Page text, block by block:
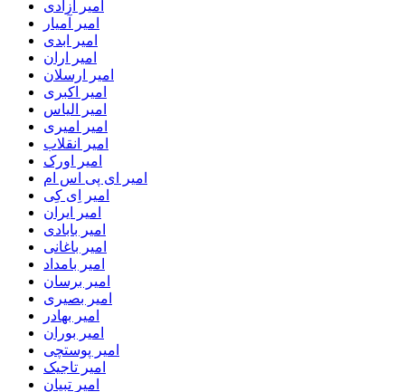
امیر آزادی
امیر آمیار
امیر ابدی
امیر اران
امیر ارسلان
امیر اکبری
امیر الیاس
امیر امیری
امیر انقلاب
امیر اورک
امیر ای پی اس ام
امیر اِی کِی
امیر ایران
امیر بابادی
امیر باغانی
امیر بامداد
امیر برسان
امیر بصیری
امیر بهادر
امیر بوران
امیر پوستچی
امیر تاجیک
امیر تبیان